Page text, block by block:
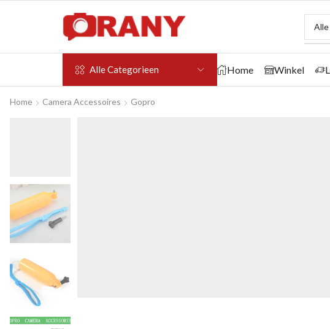
Alle Categorieen Home Winkel
Home Camera Accessoires Gopro